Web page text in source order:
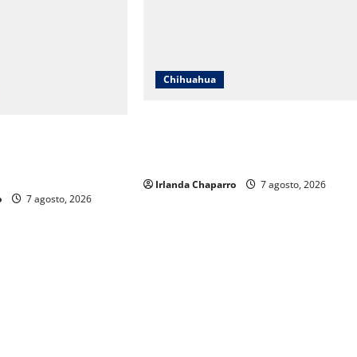
7 agosto, 2026
Chihuahua
Irlanda Chaparro 7 agosto, 2026